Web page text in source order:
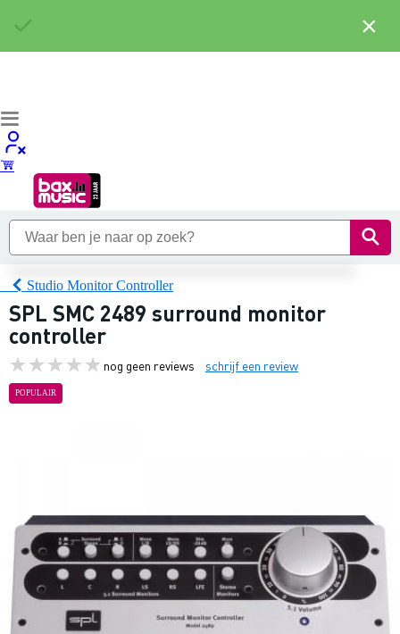
Studio Monitor Controller
SPL SMC 2489 surround monitor
controller
nog geen reviews schrijf een review
POPULAIR
×